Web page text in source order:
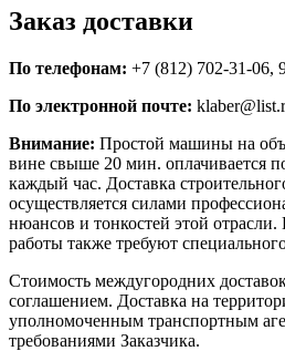
Заказ доставки
По телефонам: +7 (812) 702-31-06,
По электронной почте:
Внимание: Простой машины на
вине свыше 20 мин. оплачивается
каждый час. Доставка
осуществляется силами
нюансов и тонкостей этой отрасли.
работы также требуют
Стоимость междугородних
соглашением. Доставка на
уполномоченным транспортным
требованиями Заказчика.